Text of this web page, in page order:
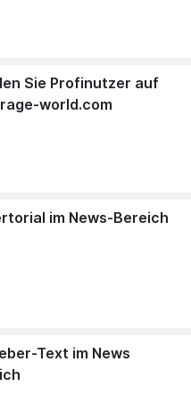
Sie Profinutzer auf
world.com
im News-Bereich
Text im News